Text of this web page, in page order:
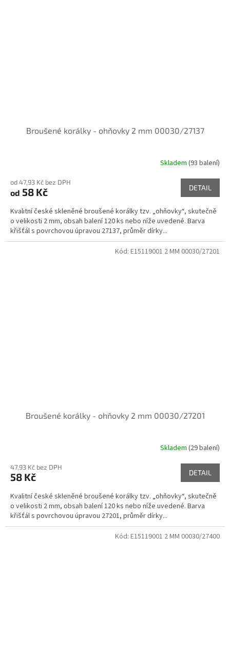
Broušené korálky - ohňovky 2 mm 00030/27137
Skladem (93 balení)
od 47,93 Kč bez DPH
od 58 Kč DETAIL
Kvalitní české skleněné broušené korálky tzv. „ohňovky“, skutečně
o velikosti 2 mm, obsah balení 120 ks nebo níže uvedené. Barva
křišťál s povrchovou úpravou 27137, průměr dírky...
Broušené korálky - ohňovky 2 mm 00030/27201
Skladem (29 balení)
47,93 Kč bez DPH
58 Kč DETAIL
Kvalitní české skleněné broušené korálky tzv. „ohňovky“, skutečně
o velikosti 2 mm, obsah balení 120 ks nebo níže uvedené. Barva
křišťál s povrchovou úpravou 27201, průměr dírky...
Kód: E15119001 2 MM 00030/27201
Kód: E15119001 2 MM 00030/27400